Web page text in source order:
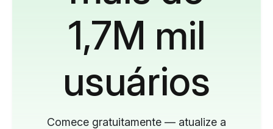
1,7M mil
usuários
Comece gratuitamente — atualize a